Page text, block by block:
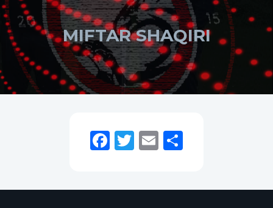
MIFTAR SHAQIRI
Facebook
Twitter
Email